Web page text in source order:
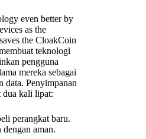
even better by
as the
the CloakCoin
teknologi
pengguna
mereka sebagai
data. Penyimpanan
kali lipat:
perangkat baru.
dengan aman.